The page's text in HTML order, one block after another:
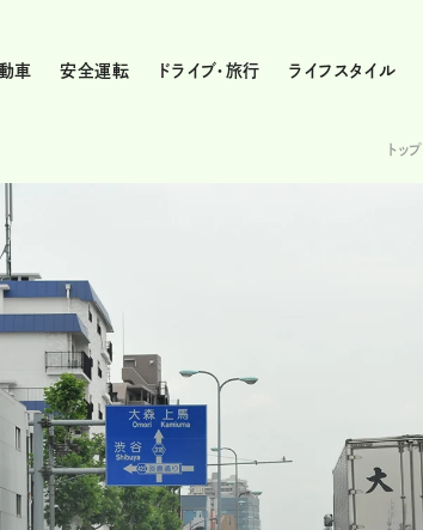
車 安全運転 ドライブ・旅行 ライフスタイル
トップ